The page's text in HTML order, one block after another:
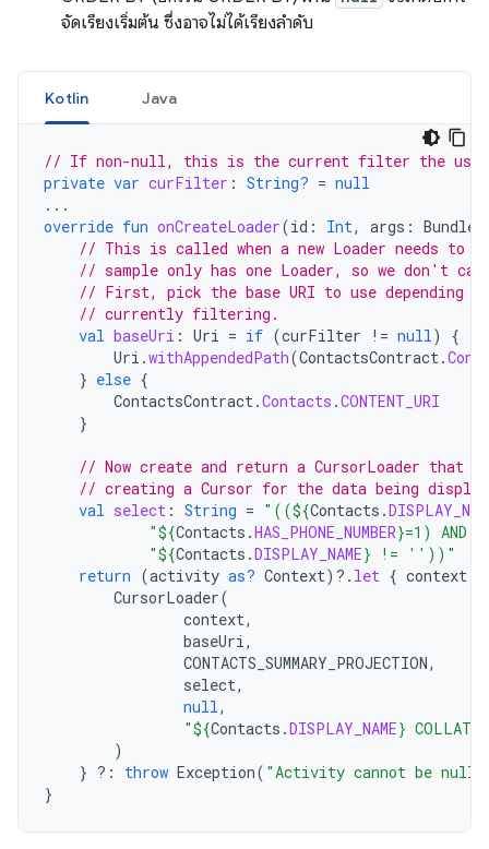
จัดเรียงเริ่มต้น ซึ่งอาจไม่ได้เรียงลำดับ
Kotlin Java
// If non-null, this is the current filter the user
private var curFilter : String? = null
...
override fun onCreateLoader(id : Int, args :
// This is called when a new Loader needs to
// sample only has one Loader, so we don't
// First, pick the base URI to use depending on
// currently filtering.
val baseUri : Uri = if (curFilter != null)
{
Uri .withAppendedPath(ContactsContract.
} else {
ContactsContract.Contacts .CONTENT_URI
}
// Now create and return a CursorLoader that
// creating a Cursor for the data being
val select : String = "((${Contacts .
"${Contacts .HAS_PHONE_NUMBER}=1) AND
"${Contacts .DISPLAY_NAME} != ''))"
return (activity as? Context) ?. let { context
CursorLoader(
context,
baseUri,
CONTACTS_SUMMARY_PROJECTION,
select,
null,
"${Contacts .DISPLAY_NAME}
)
} ?: throw Exception( "Activity cannot be null"
}